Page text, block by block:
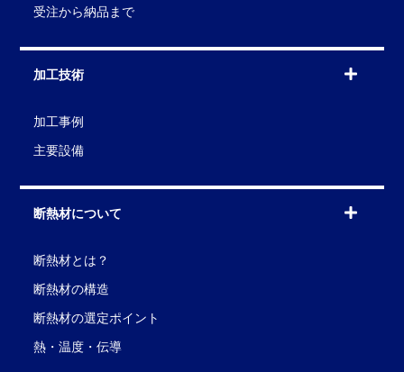
受注から納品まで
加工技術
加工事例
主要設備
断熱材について
断熱材とは？
断熱材の構造
断熱材の選定ポイント
熱・温度・伝導